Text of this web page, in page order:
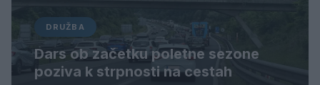
DRUŽBA
Dars ob začetku poletne sezone
poziva k strpnosti na cestah